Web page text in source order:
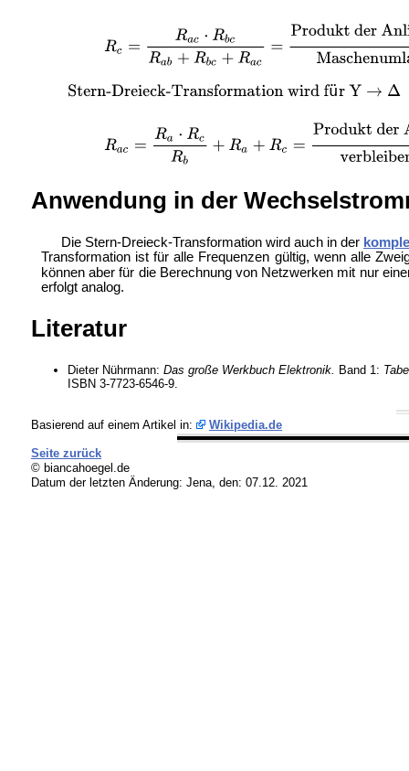
Anwendung in der
Die Stern-Dreieck-Transformation wird auch in der
Transformation ist für alle Frequenzen gültig, wenn alle
können aber für die Berechnung von Netzwerken mit nur
erfolgt analog.
Literatur
Dieter Nührmann: Das große Werkbuch Elektronik. Band 1:
ISBN 3-7723-6546-9.
Basierend auf einem Artikel in: Wikipedia.de
Seite zurück
© biancahoegel.de
Datum der letzten Änderung: Jena, den: 07.12. 2021